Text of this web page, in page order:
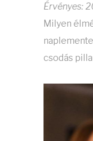
Érvényes:
Milyen
csodás